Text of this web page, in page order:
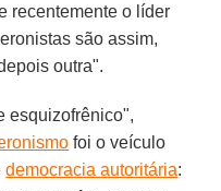
recentemente o líder
são assim,
outra".
esquizofrênico",
foi o veículo
democracia autoritária: